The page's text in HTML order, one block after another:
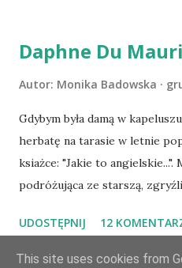
Daphne Du
Autor: Monika Badowska
Gdybym była damą w
herbatę na tarasie w letnie
ksiażce: "Jakie to angielskie...".
podróżująca ze starszą,
de Wintera, właściciela
owdowiałego przed niespełna
UDOSTĘPNIJ 12
This site uses cookies from